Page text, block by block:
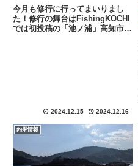
今月も修行に行ってまいりまし
た！修行の舞台はFishingKOCHI
では初投稿の「池ノ浦」高知市か
2024.12.15 2024.12.16
釣果情報